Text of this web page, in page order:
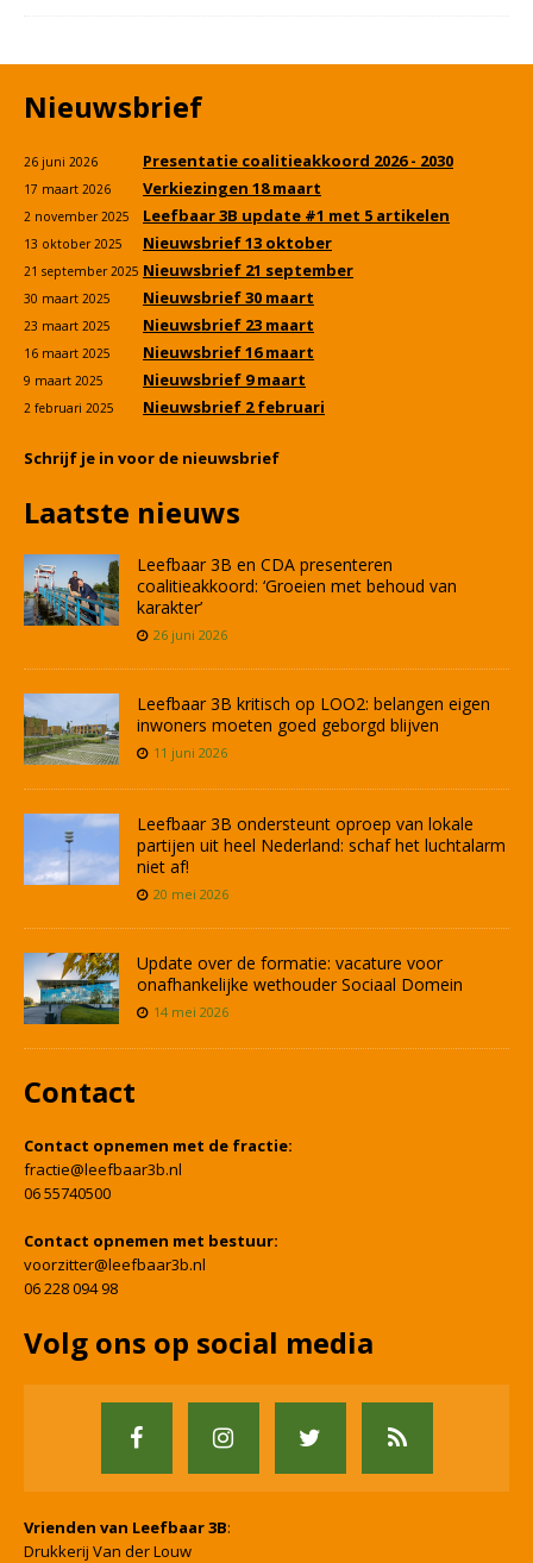
Nieuwsbrief
26 juni 2026 Presentatie coalitieakkoord 2026 - 2030
17 maart 2026 Verkiezingen 18 maart
2 november 2025 Leefbaar 3B update #1 met 5 artikelen
13 oktober 2025 Nieuwsbrief 13 oktober
21 september 2025 Nieuwsbrief 21 september
30 maart 2025 Nieuwsbrief 30 maart
23 maart 2025 Nieuwsbrief 23 maart
16 maart 2025 Nieuwsbrief 16 maart
9 maart 2025 Nieuwsbrief 9 maart
2 februari 2025 Nieuwsbrief 2 februari
Schrijf je in voor de nieuwsbrief
Laatste nieuws
Leefbaar 3B en CDA presenteren
coalitieakkoord: ‘Groeien met behoud van
karakter’
26 juni 2026
Leefbaar 3B kritisch op LOO2: belangen eigen
inwoners moeten goed geborgd blijven
11 juni 2026
Leefbaar 3B ondersteunt oproep van lokale
partijen uit heel Nederland: schaf het luchtalarm
niet af!
20 mei 2026
Update over de formatie: vacature voor
onafhankelijke wethouder Sociaal Domein
14 mei 2026
Contact
Contact opnemen met de fractie:
fractie@leefbaar3b.nl
06 55740500
Contact opnemen met bestuur:
voorzitter@leefbaar3b.nl
06 228 094 98
Volg ons op social media
Vrienden van Leefbaar 3B:
Drukkerij Van der Louw